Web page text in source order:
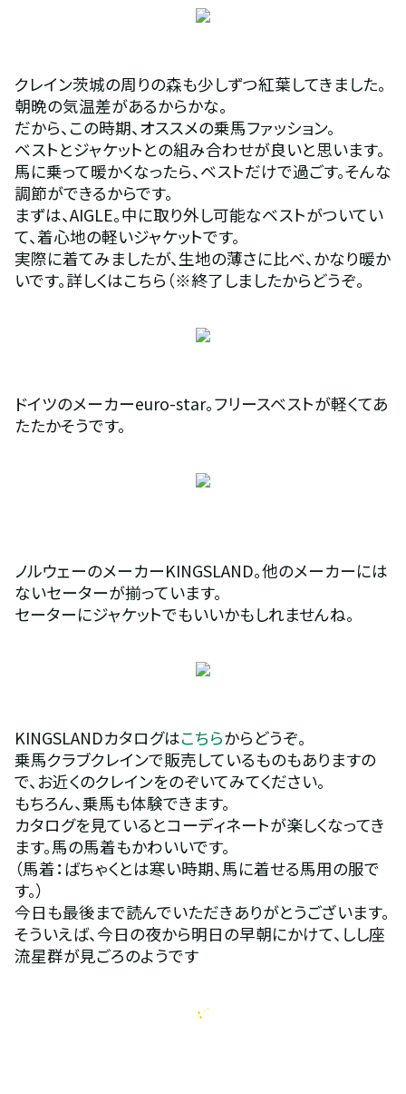
クレイン茨城の周りの森も少しずつ紅葉してきました。
朝晩の気温差があるからかな。
だから、この時期、オススメの乗馬ファッション。
ベストとジャケットとの組み合わせが良いと思います。
馬に乗って暖かくなったら、ベストだけで過ごす。そんな
調節ができるからです。
まずは、AIGLE。中に取り外し可能なベストがついてい
て、着心地の軽いジャケットです。
実際に着てみましたが、生地の薄さに比べ、かなり暖か
いです。詳しくはこちら（※終了しましたからどうぞ。
ドイツのメーカーeuro-star。フリースベストが軽くてあ
たたかそうです。
ノルウェーのメーカーKINGSLAND。他のメーカーには
ないセーターが揃っています。
セーターにジャケットでもいいかもしれませんね。
KINGSLANDカタログはこちらからどうぞ。
乗馬クラブクレインで販売しているものもありますの
で、お近くのクレインをのぞいてみてください。
もちろん、乗馬も体験できます。
カタログを見ているとコーディネートが楽しくなってき
ます。馬の馬着もかわいいです。
（馬着：ばちゃくとは寒い時期、馬に着せる馬用の服で
す。）
今日も最後まで読んでいただきありがとうございます。
そういえば、今日の夜から明日の早朝にかけて、しし座
流星群が見ごろのようです